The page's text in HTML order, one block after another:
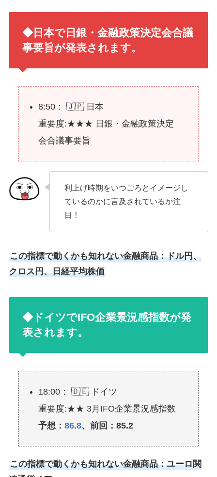
◆日本で日銀・金融政策決定会合議
事要旨が発表されます。
8:50： 🇯🇵 日本
重要度:★★★ 日銀・金融政策決定
会合議事要旨
利上げ時期をいつごろとイメージし
ているのかに言及されているか注
目！
この指標で動くかも知れない金融商品：ドル円、
クロス円、日経平均株価
◆ドイツでIFO企業景況感指数が発
表されます。
18:00： 🇩🇪 ドイツ
重要度:★★ 3月IFO企業景況感指数
予想： 86.8、前回：85.2
この指標で動くかも知れない金融商品：ユーロ関